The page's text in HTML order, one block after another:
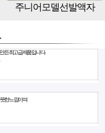
주니어모델선발액자
든 최고급 제품입니다.
한 느낌이며